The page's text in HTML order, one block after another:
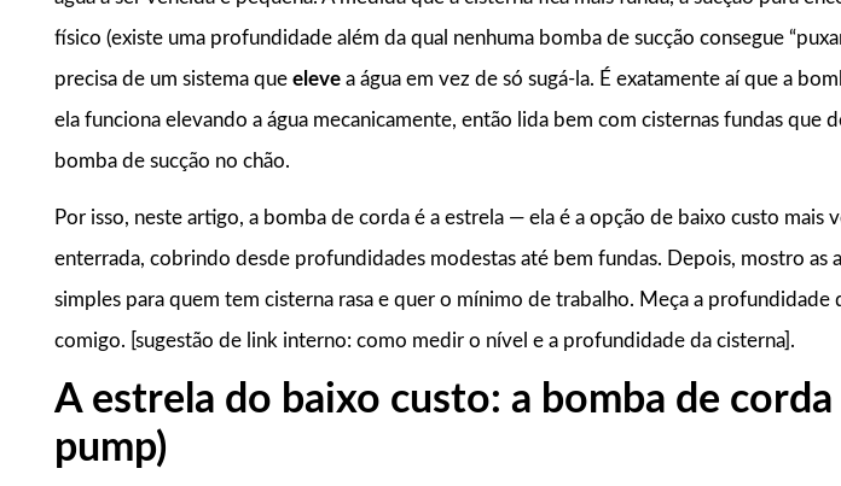
físico (existe uma profundidade além da qual nenhuma bomba de sucção consegue
precisa de um sistema queeleve a água em vez de só sugá-la. É exatamente aí que a
ela funciona elevando a água mecanicamente, então lida bem com cisternas fundas que
bomba de sucção no chão.
Por isso, neste artigo, a bomba de corda é a estrela — ela é a opção de baixo custo mais
enterrada, cobrindo desde profundidades modestas até bem fundas. Depois, mostro as
simples para quem tem cisterna rasa e quer o mínimo de trabalho. Meça a profundidade
comigo. [sugestão de link interno: como medir o nível e a profundidade da cisterna].
A estrela do baixo custo: a bomba de corda
pump)